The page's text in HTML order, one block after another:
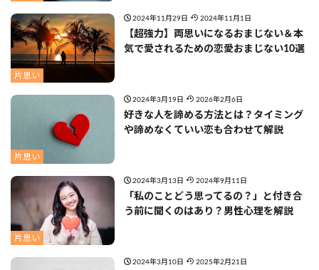
片思い
2024年11月29日 2024年11月1日
【超強力】両思いになるおまじない＆本
気で愛されるための恋愛おまじない10選
片思い
2024年3月19日 2026年2月6日
好きな人を諦める方法とは？タイミング
や諦めなくていい恋も合わせて解説
片思い
2024年3月13日 2024年9月11日
「私のことどう思ってるの？」と付き合
う前に聞くのはあり？男性心理を解説
2024年3月10日 2025年2月21日